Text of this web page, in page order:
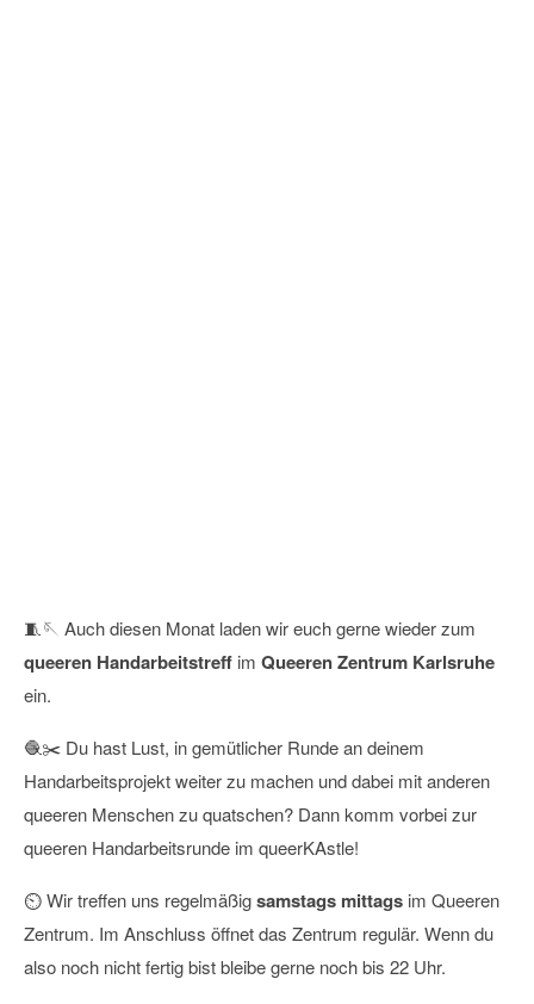
🧵🪡 Auch diesen Monat laden wir euch gerne wieder zum
queeren Handarbeitstreff im Queeren Zentrum Karlsruhe
ein.
🧶✂️ Du hast Lust, in gemütlicher Runde an deinem
Handarbeitsprojekt weiter zu machen und dabei mit anderen
queeren Menschen zu quatschen? Dann komm vorbei zur
queeren Handarbeitsrunde im queerKAstle!
⏲ Wir treffen uns regelmäßigsamstags mittags im Queeren
Zentrum. Im Anschluss öffnet das Zentrum regulär. Wenn du
also noch nicht fertig bist bleibe gerne noch bis 22 Uhr.